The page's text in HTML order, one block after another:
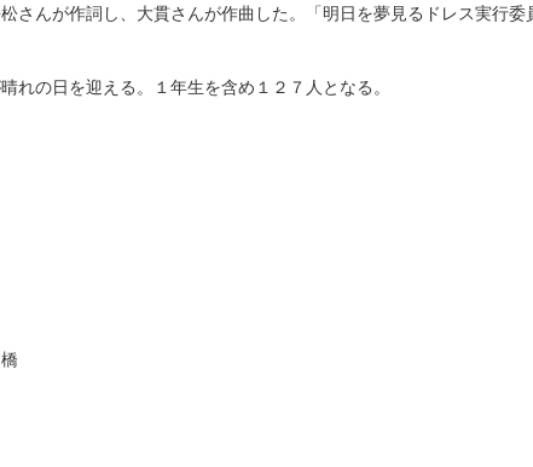
んが作詞し、大貫さんが作曲した。「明日を夢見るドレス実行
の日を迎える。１年生を含め１２７人となる。